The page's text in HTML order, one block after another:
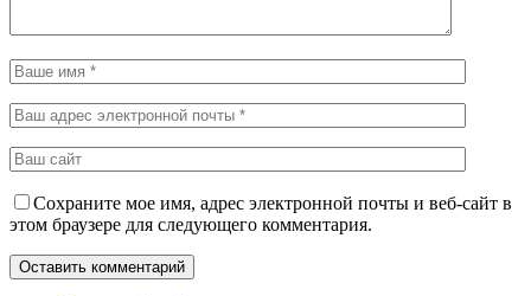
Сохраните мое имя, адрес электронной почты и веб-сайт в
этом браузере для следующего комментария.